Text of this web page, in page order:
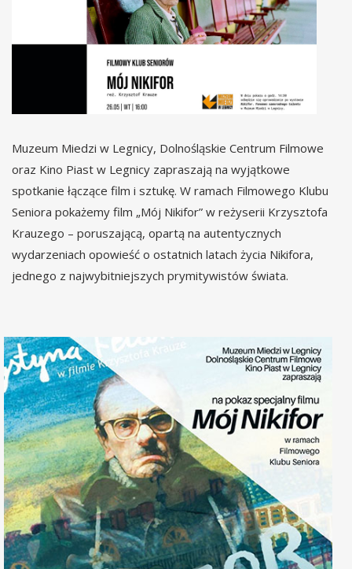
Muzeum Miedzi w Legnicy, Dolnośląskie Centrum Filmowe
oraz Kino Piast w Legnicy zapraszają na wyjątkowe
spotkanie łączące film i sztukę. W ramach Filmowego Klubu
Seniora pokażemy film „Mój Nikifor” w reżyserii Krzysztofa
Krauzego – poruszającą, opartą na autentycznych
wydarzeniach opowieść o ostatnich latach życia Nikifora,
jednego z najwybitniejszych prymitywistów świata.